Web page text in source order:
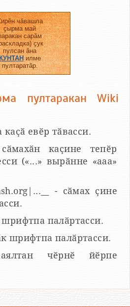
чӑвашла
ҫырма май
сарӑм
ҫук
пулсан ӑна
илме
пултаратӑр.
пултаракан Wiki
каҫӑ евӗр тӑвасси.
сӑмахӑн каҫине тепӗр
(«...» вырӑнне «ааа»
- сӑмах ҫине
палӑртасси.
шрифтпа палӑртасси.
чӗрнӗ йӗрпе